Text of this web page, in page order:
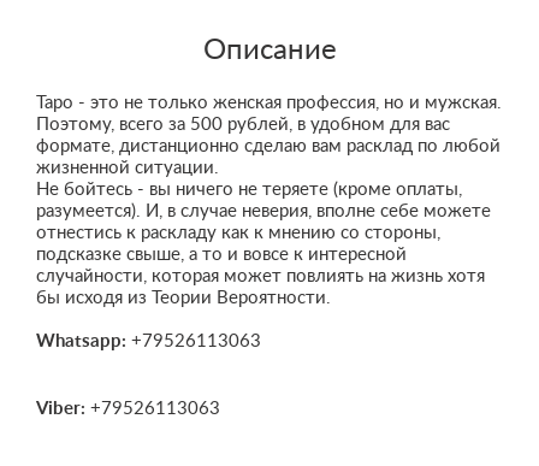
Описание
Таро - это не только женская профессия, но и мужская.
Поэтому, всего за 500 рублей, в удобном для вас
формате, дистанционно сделаю вам расклад по любой
жизненной ситуации.
Не бойтесь - вы ничего не теряете (кроме оплаты,
разумеется). И, в случае неверия, вполне себе можете
отнестись к раскладу как к мнению со стороны,
подсказке свыше, а то и вовсе к интересной
случайности, которая может повлиять на жизнь хотя
бы исходя из Теории Вероятности.
Whatsapp: +79526113063
Viber: +79526113063